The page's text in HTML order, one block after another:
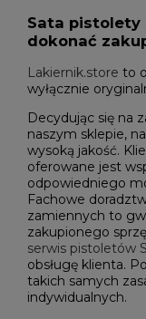
Sata pistolety
dokonać
Lakiernik.store to
wyłącznie
Decydując się na
naszym sklepie,
wysoką jakość.
oferowane jest
odpowiedniego
Fachowe
zamiennych to
zakupionego
serwis pistoletów
obsługę klienta.
takich samych
indywidualnych.